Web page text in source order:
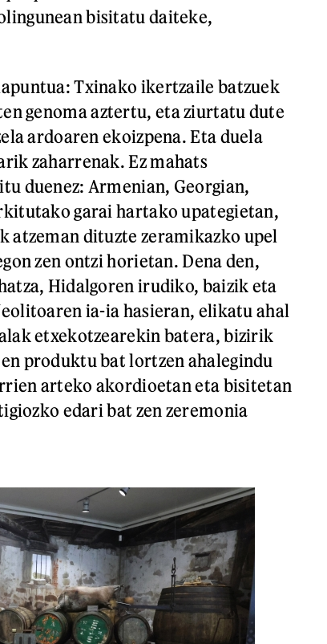
bisitatu daiteke,
Txinako ikertzaile batzuek
genoma aztertu, eta ziurtatu dute
ardoaren ekoizpena. Eta duela
zaharrenak. Ez mahats
duenez: Armenian, Georgian,
garai hartako upategietan,
atzeman dituzte zeramikazko upel
zen ontzi horietan. Dena den,
Hidalgoren irudiko, baizik eta
ia-ia hasieran, elikatu ahal
etxekotzearekin batera, bizirik
produktu bat lortzen ahalegindu
arteko akordioetan eta bisitetan
edari bat zen zeremonia